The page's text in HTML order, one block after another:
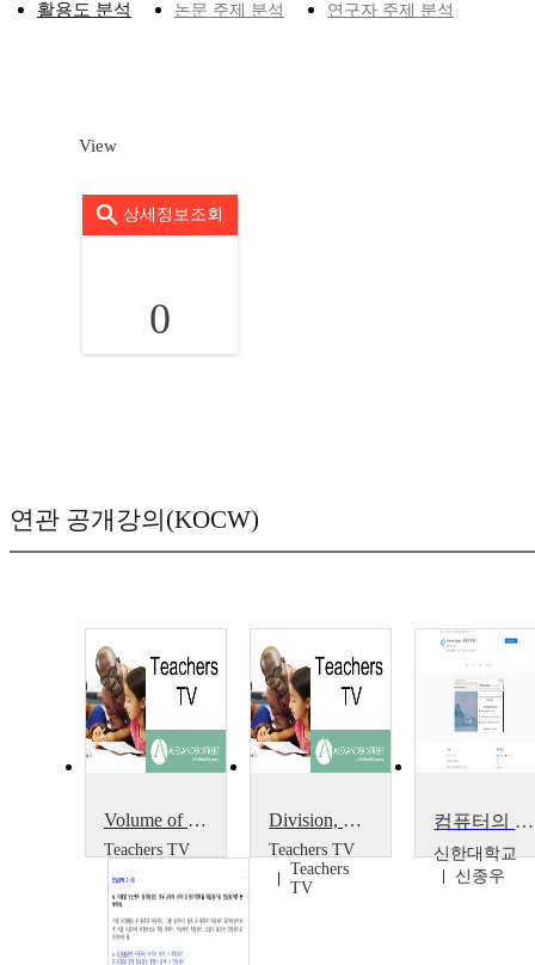
활용도 분석 논문 주제 분석 연구자 주제 분석
View
상세정보조회
0
연관 공개강의(KOCW)
Volume of 3-Dimensional Shapes
Teachers TV
TV
Division, Volume and Other Topics
Teachers TV
Teachers
TV
컴퓨터의 스피커 없이 영상의 오디오 볼륨을 600% 까지 증폭할 수 있는 Volume Master
신한대학교
신종우